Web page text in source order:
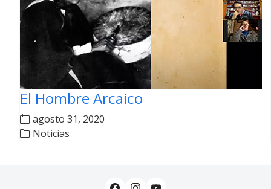
El Hombre Arcaico
agosto 31, 2020
Noticias